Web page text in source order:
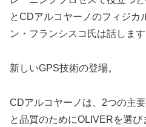
とCDアルコヤーノのフィジカ
ン・フランシスコ氏は話します
新しいGPS技術の登場。
CDアルコヤーノは、2つの主
と品質のためにOLIVERを選